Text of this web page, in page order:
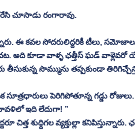
చూసాడు రంగారావు.
ఈ కవల సోదరులిద్దరికీ టీలు,
ఉందట. అది కూడా వాళ్ళ ఛత్తీస్ ఘడ్
తీసుకున్న సొమ్మును తప్పకుండా
పెరిగిపోతూన్న గడ్డు
ఇది లేదుగా! ”